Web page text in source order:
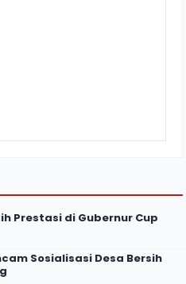
Prestasi di Gubernur Cup
Sosialisasi Desa Bersih